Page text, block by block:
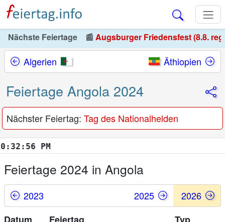
Nächste Feiertage 📰 Augsburger Friedensfest (8.8.
Algerien Äthiopien
Feiertage Angola 2024
Nächster Feiertag: Tag des Nationalhelden
PM
Feiertage 2024 in Angola
2023 2025
2026
Datum
Feiertag
Typ